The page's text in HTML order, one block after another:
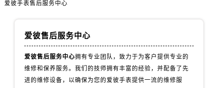
爱彼手表售后服务中心
爱彼售后服务中心
爱彼售后服务中心拥有专业团队，致力于为客户提供专业的
维修和保养服务。我们的技师拥有丰富的经验，并配备了先
进的维修设备，以确保为您的爱彼手表提供一流的维修服